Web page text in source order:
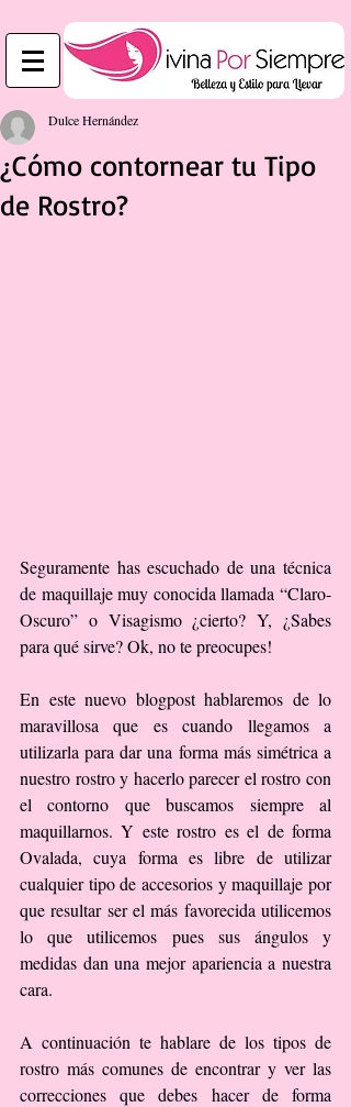
¿Cómo contornear tu Tipo
de Rostro?
Dulce Hernández
Seguramente has escuchado de una técnica
de maquillaje muy conocida llamada “Claro-
Oscuro” o Visagismo ¿cierto? Y, ¿Sabes
para qué sirve? Ok, no te preocupes!
En este nuevo blogpost hablaremos de lo
maravillosa que es cuando llegamos a
utilizarla para dar una forma más simétrica a
nuestro rostro y hacerlo parecer el rostro con
el contorno que buscamos siempre al
maquillarnos. Y este rostro es el de forma
Ovalada, cuya forma es libre de utilizar
cualquier tipo de accesorios y maquillaje por
que resultar ser el más favorecida utilicemos
lo que utilicemos pues sus ángulos y
medidas dan una mejor apariencia a nuestra
cara.
A continuación te hablare de los tipos de
rostro más comunes de encontrar y ver las
correcciones que debes hacer de forma